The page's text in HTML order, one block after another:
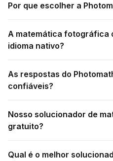
Por que escolher a
A matemática fotográfica
idioma nativo?
As respostas do
confiáveis?
Nosso solucionador de
gratuito?
Qual é o melhor